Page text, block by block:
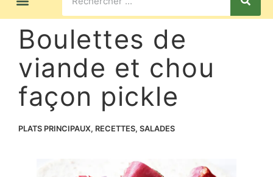
Boulettes de
viande et chou
façon pickle
PLATS PRINCIPAUX, RECETTES, SALADES